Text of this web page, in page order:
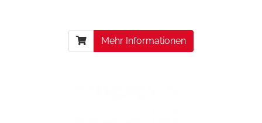
Mehr Informationen